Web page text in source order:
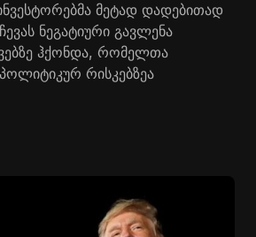
მეტად დადებითად
ნეგატიური გავლენა
ჰქონდა, რომელთა
რისკებზეა